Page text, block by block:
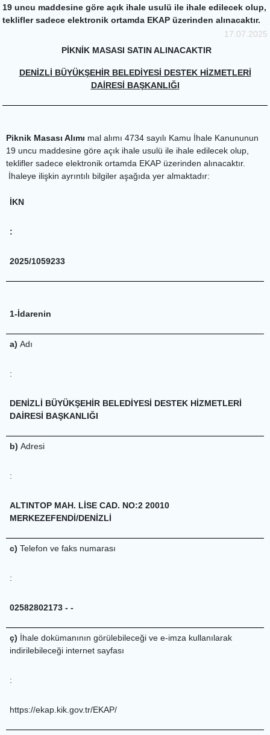
19 uncu maddesine göre açık ihale usulü ile ihale edilecek olup,
teklifler sadece elektronik ortamda EKAP üzerinden alınacaktır.
17.07.2025
PİKNİK MASASI SATIN ALINACAKTIR
DENİZLİ BÜYÜKŞEHİR BELEDİYESİ DESTEK HİZMETLERİ
DAİRESİ BAŞKANLIĞI
Piknik Masası Alımı mal alımı 4734 sayılı Kamu İhale Kanununun
19 uncu maddesine göre açık ihale usulü ile ihale edilecek olup,
teklifler sadece elektronik ortamda EKAP üzerinden alınacaktır.
İhaleye ilişkin ayrıntılı bilgiler aşağıda yer almaktadır:
İKN
:
2025/1059233
1-İdarenin
a) Adı
:
DENİZLİ BÜYÜKŞEHİR BELEDİYESİ DESTEK HİZMETLERİ
DAİRESİ BAŞKANLIĞI
b) Adresi
:
ALTINTOP MAH. LİSE CAD. NO:2 20010
MERKEZEFENDİ/DENİZLİ
c) Telefon ve faks numarası
:
02582802173 - -
ç) İhale dokümanının görülebileceği ve e-imza kullanılarak
indirilebileceği internet sayfası
:
https://ekap.kik.gov.tr/EKAP/